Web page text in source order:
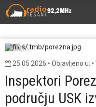
Previous
25.05.2026 • Objavljeno u: •
Inspektori
području USK